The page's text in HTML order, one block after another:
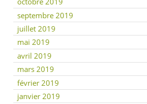
septembre 2019
juillet 2019
mai 2019
avril 2019
mars 2019
février 2019
janvier 2019